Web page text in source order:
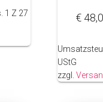
1 Z 27
€
UStG
zzgl.